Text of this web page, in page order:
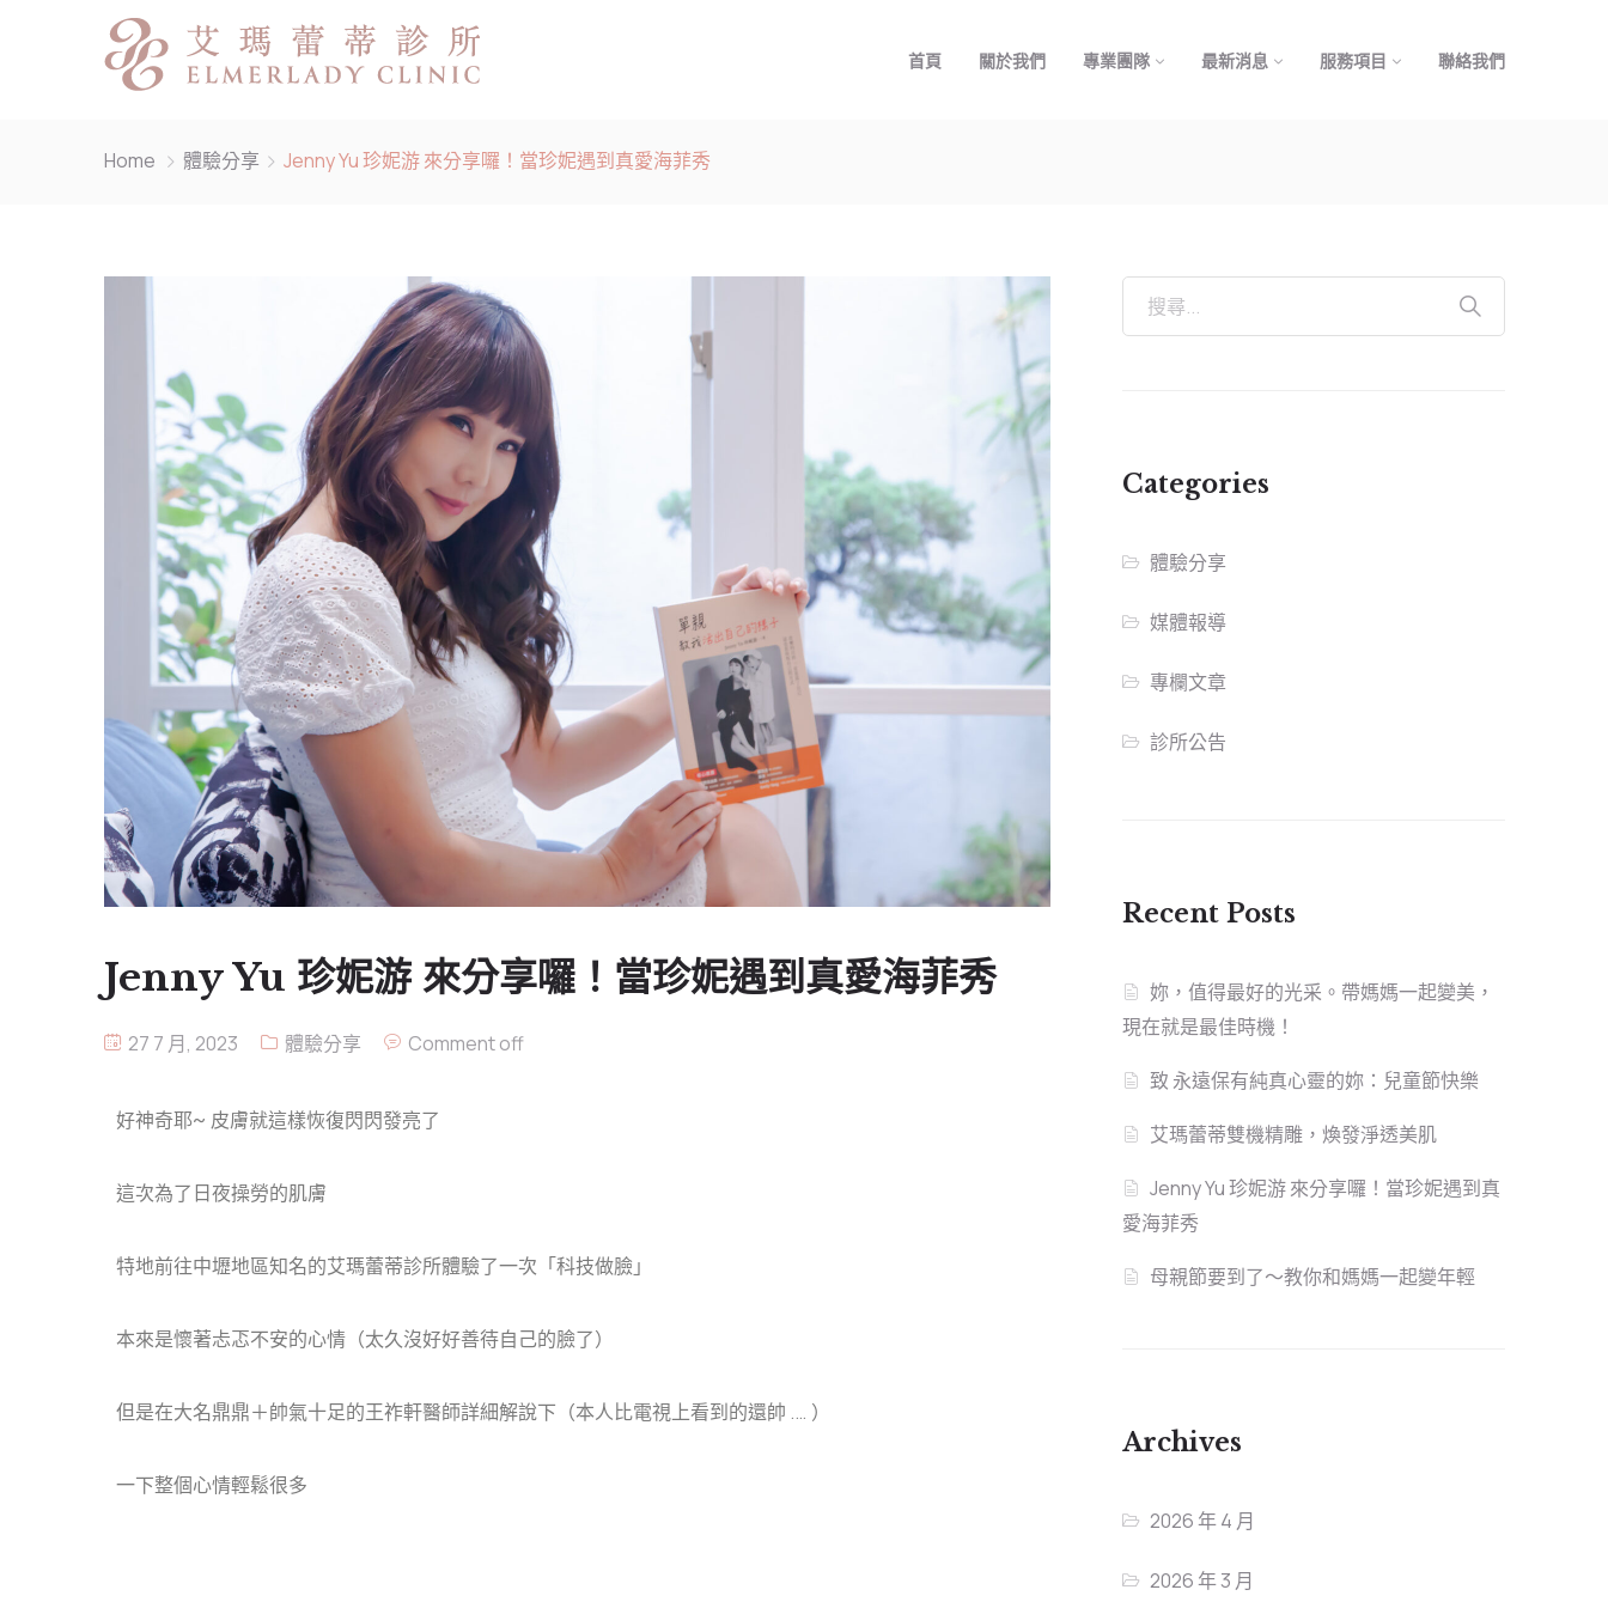
首頁 關於我們 專業團隊 最新消息 服務項目 聯絡我們
Home 體驗分享 Jenny Yu 珍妮游 來分享囉！當珍妮遇到真愛海菲秀
Jenny Yu 珍妮游 來分享囉！當珍妮遇到真愛海菲秀
27 7 月, 2023 體驗分享 Comment off
好神奇耶~ 皮膚就這樣恢復閃閃發亮了
這次為了日夜操勞的肌膚
特地前往中壢地區知名的艾瑪蕾蒂診所體驗了一次「科技做臉」
本來是懷著忐忑不安的心情（太久沒好好善待自己的臉了）
但是在大名鼎鼎＋帥氣十足的王祚軒醫師詳細解說下（本人比電視上看到的還帥 …. ）
一下整個心情輕鬆很多
Categories
體驗分享
媒體報導
專欄文章
診所公告
Recent Posts
妳，值得最好的光采。帶媽媽一起變美，
現在就是最佳時機！
致 永遠保有純真心靈的妳：兒童節快樂
艾瑪蕾蒂雙機精雕，煥發淨透美肌
Jenny Yu 珍妮游 來分享囉！當珍妮遇到真
愛海菲秀
母親節要到了～教你和媽媽一起變年輕
Archives
2026 年 4 月
2026 年 3 月